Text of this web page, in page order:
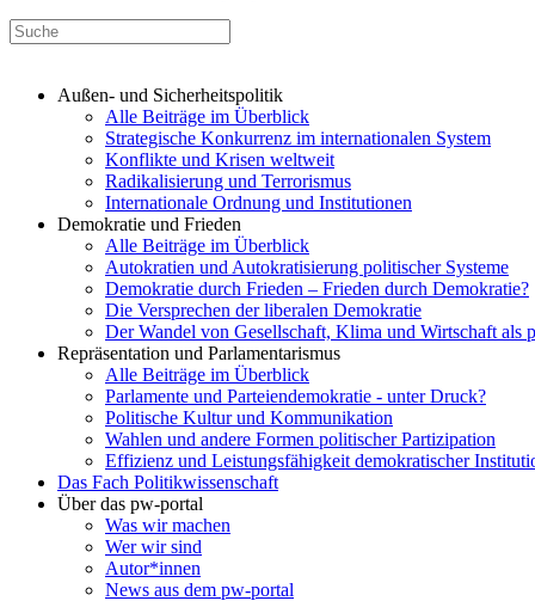
Außen- und Sicherheitspolitik
Alle Beiträge im Überblick
Strategische Konkurrenz im internationalen System
Konflikte und Krisen weltweit
Radikalisierung und Terrorismus
Internationale Ordnung und Institutionen
Demokratie und Frieden
Alle Beiträge im Überblick
Autokratien und Autokratisierung politischer Systeme
Demokratie durch Frieden – Frieden durch Demokratie?
Die Versprechen der liberalen Demokratie
Der Wandel von Gesellschaft, Klima und Wirtschaft als
Repräsentation und Parlamentarismus
Alle Beiträge im Überblick
Parlamente und Parteiendemokratie - unter Druck?
Politische Kultur und Kommunikation
Wahlen und andere Formen politischer Partizipation
Effizienz und Leistungsfähigkeit demokratischer
Das Fach Politikwissenschaft
Über das pw-portal
Was wir machen
Wer wir sind
Autor*innen
News aus dem pw-portal